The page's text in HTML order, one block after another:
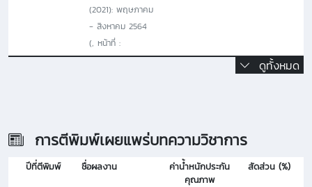
(2021): พฤษภาคม
- สิงหาคม 2564
(, หน้าที่ :
ดูทั้งหมด
การตีพิมพ์เผยแพร่บทความวิชาการ
ปีที่ตีพิมพ์ ชื่อผลงาน
ค่าน้ำหนักประกัน
คุณภาพ
สัดส่วน (%)